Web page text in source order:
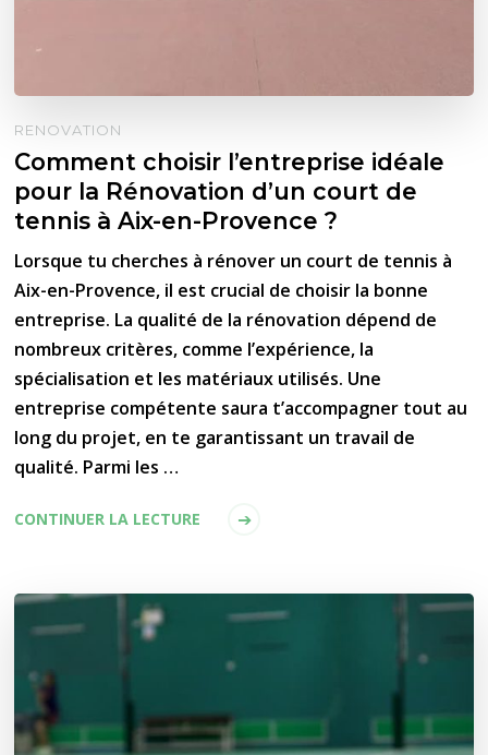
RENOVATION
Comment choisir l’entreprise idéale
pour la Rénovation d’un court de
tennis à Aix-en-Provence ?
Lorsque tu cherches à rénover un court de tennis à
Aix-en-Provence, il est crucial de choisir la bonne
entreprise. La qualité de la rénovation dépend de
nombreux critères, comme l’expérience, la
spécialisation et les matériaux utilisés. Une
entreprise compétente saura t’accompagner tout au
long du projet, en te garantissant un travail de
qualité. Parmi les …
CONTINUER LA LECTURE